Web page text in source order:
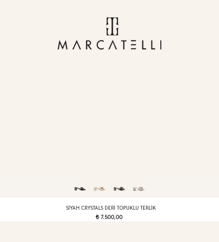
SIYAH CRYSTALS DERI TOPUKLU TERLIK
t7.500,00